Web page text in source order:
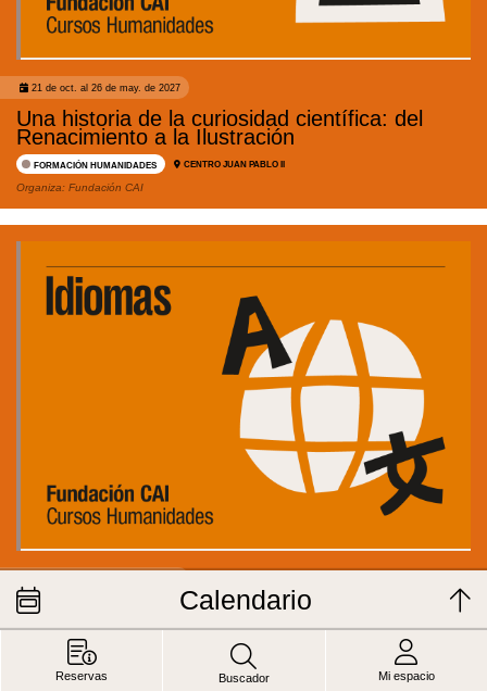
Reservas Buscador Mi espacio
21 de oct. al 26 de may. de 2027
Una historia de la curiosidad científica: del
Renacimiento a la Ilustración
FORMACIÓN HUMANIDADES CENTRO JUAN PABLO II
Organiza: Fundación CAI
Book Club
FORMACIÓN HUMANIDADES
Fundación CAI
Calendario